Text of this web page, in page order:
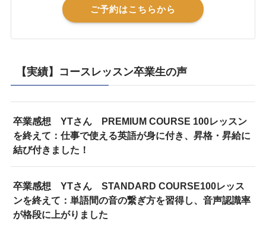
ご予約はこちらから
【実績】コースレッスン卒業生の声
卒業感想 YTさん PREMIUM COURSE 100レッスン
を終えて：仕事で使える英語が身に付き、昇格・昇給に
結び付きました！
卒業感想 YTさん STANDARD COURSE100レッス
ンを終えて：単語間の音の繋ぎ方を習得し、音声認識率
が格段に上がりました